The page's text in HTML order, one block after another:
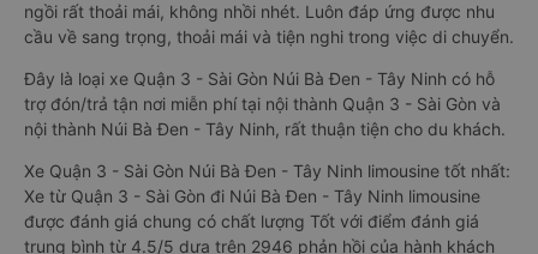
ngồi rất thoải mái, không nhồi nhét. Luôn đáp ứng được nhu
cầu về sang trọng, thoải mái và tiện nghi trong việc di chuyển.
Đây là loại xe Quận 3 - Sài Gòn Núi Bà Đen - Tây Ninh có hỗ
trợ đón/trả tận nơi miễn phí tại nội thành Quận 3 - Sài Gòn và
nội thành Núi Bà Đen - Tây Ninh, rất thuận tiện cho du khách.
Xe Quận 3 - Sài Gòn Núi Bà Đen - Tây Ninh limousine tốt nhất:
Xe từ Quận 3 - Sài Gòn đi Núi Bà Đen - Tây Ninh limousine
được đánh giá chung có chất lượng Tốt với điểm đánh giá
trung bình từ 4.5/5 dựa trên 2946 phản hồi của hành khách